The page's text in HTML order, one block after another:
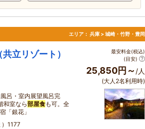
エリア： 兵庫 > 城崎・竹野・豊岡
立リゾート）
呂・室内展望風呂完
和室なら部屋食も可。全
「銀花」
1177
最安料金(税込)
(目安)
25,850円～/人
(大人2名利用時)